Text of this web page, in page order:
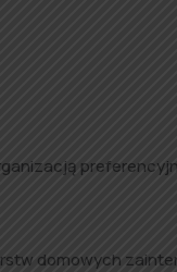
domowych